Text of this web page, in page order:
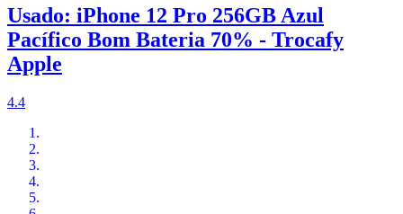
Usado: iPhone 12 Pro 256GB Azul
Pacífico Bom Bateria 70% - Trocafy
Apple
4.4